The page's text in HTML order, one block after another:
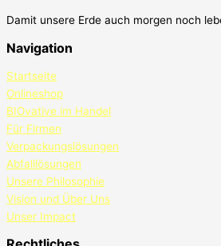
Damit unsere Erde auch morgen noch
Navigation
Startseite
Onlineshop
BIOvative im Handel
Für Firmen
Verpackungslösungen
Abfalllösungen
Unsere Philosophie
Vision und Über Uns
Unser Impact